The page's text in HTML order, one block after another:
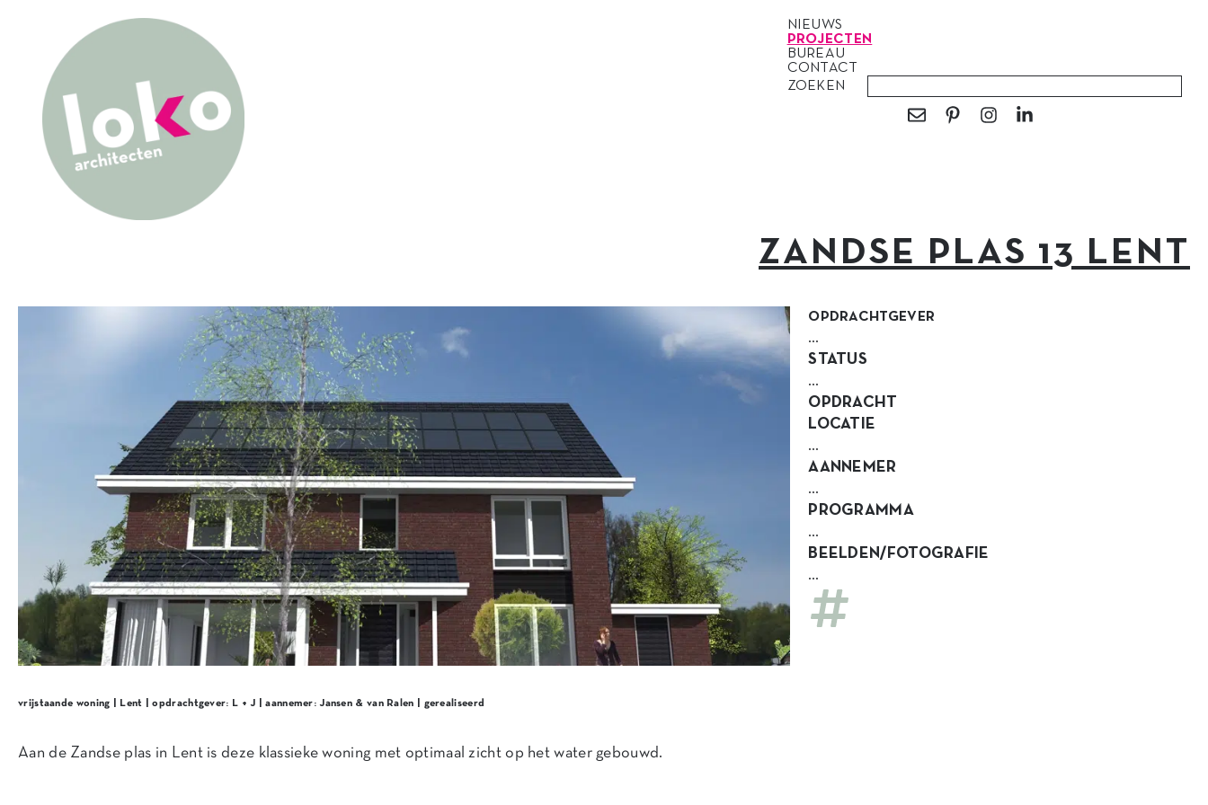
NIEUWS
PROJECTEN
BUREAU
CONTACT
ZOEKEN
ZANDSE PLAS 13 LENT
vrijstaande woning | Lent | opdrachtgever: L + J | aannemer: Jansen & van Ralen | gerealiseerd
Aan de Zandse plas in Lent is deze klassieke woning met optimaal zicht op het water gebouwd.
OPDRACHTGEVER
…
STATUS
…
OPDRACHT
LOCATIE
…
AANNEMER
…
PROGRAMMA
…
BEELDEN/FOTOGRAFIE
…